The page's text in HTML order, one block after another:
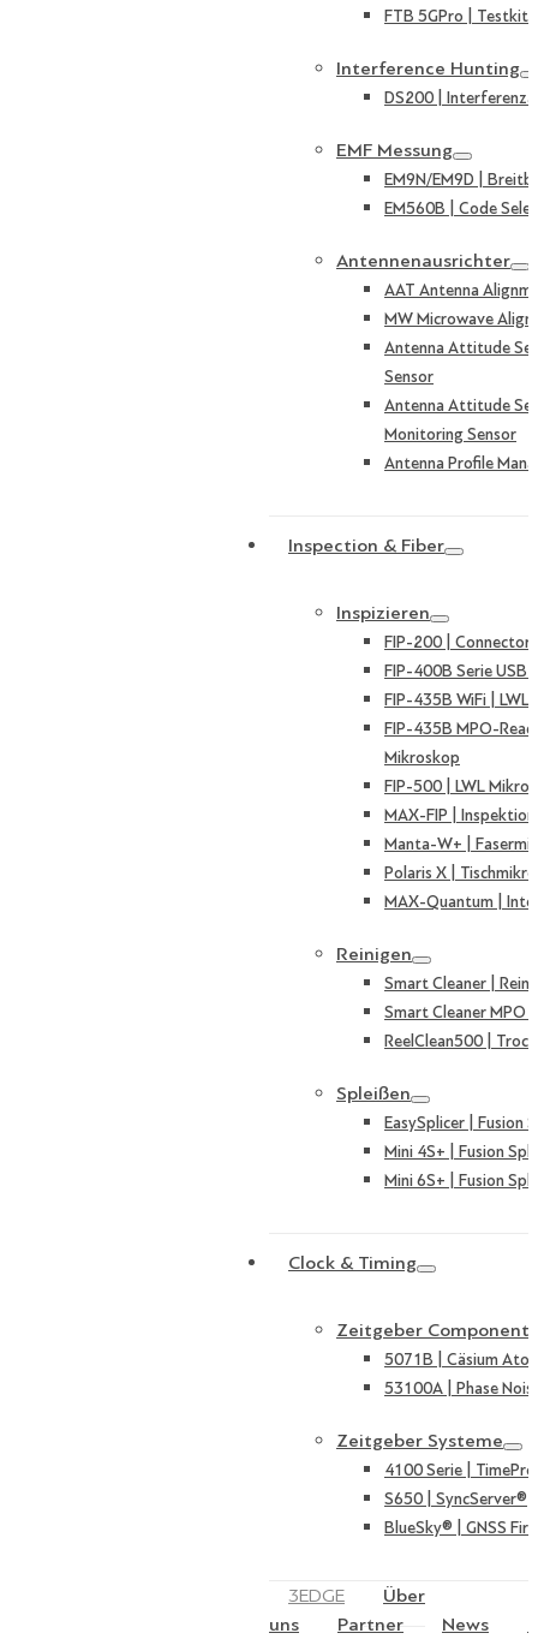
FTB 5GPro | Testkit
Interference Hunting
DS200 |
EMF Messung
EM9N/EM9D |
EM560B | Code
Antennenausrichter
AAT Antenna
MW Microwave
Antenna Attitude
Sensor
Antenna Attitude
Monitoring Sensor
Antenna Profile
Inspection & Fiber
Inspizieren
FIP-200 | Connector
FIP-400B Serie USB
FIP-435B WiFi | LWL
FIP-435B MPO-
Mikroskop
FIP-500 | LWL
MAX-FIP |
Manta-W+ |
Polaris X |
MAX-Quantum |
Reinigen
Smart Cleaner |
Smart Cleaner MPO
ReelClean500 |
Spleißen
EasySplicer | Fusion
Mini 4S+ | Fusion
Mini 6S+ | Fusion
Clock & Timing
Zeitgeber
5071B | Cäsium
53100A | Phase
Zeitgeber Systeme
4100 Serie |
S650 | SyncServer®
BlueSky® | GNSS
3EDGE
Über
uns
Partner News